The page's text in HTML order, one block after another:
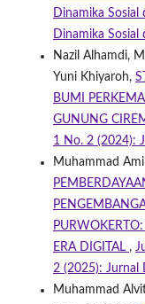
Dinamika Sosial
Dinamika Sosial
Nazil Alhamdi,
Yuni Khiyaroh,
BUMI
GUNUNG
1 No. 2 (2024):
Muhammad
ERA DIGITAL ,
2 (2025): Jurnal
Muhammad